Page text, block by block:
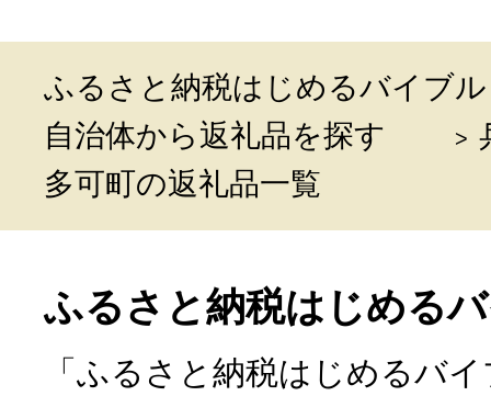
ふるさと納税はじめるバイブル
自治体から返礼品を探す
多可町の返礼品一覧
ふるさと納税はじめる
「ふるさと納税はじめるバ